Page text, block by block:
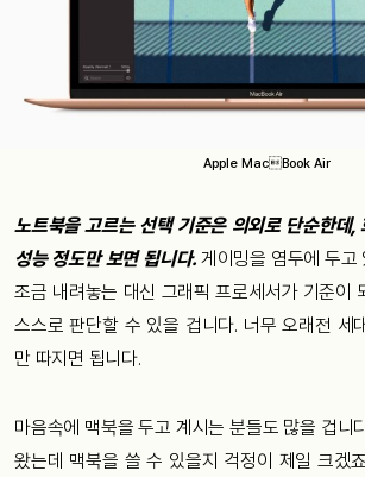
Apple MacBook Air
노트북을 고르는 선택 기준은 의외로 단순한데,
성능 정도만 보면 됩니다. 게이밍을 염두에 두고
조금 내려놓는 대신 그래픽 프로세서가 기준이
스스로 판단할 수 있을 겁니다. 너무 오래전 세
만 따지면 됩니다.
마음속에 맥북을 두고 계시는 분들도 많을 겁니
왔는데 맥북을 쓸 수 있을지 걱정이 제일 크겠